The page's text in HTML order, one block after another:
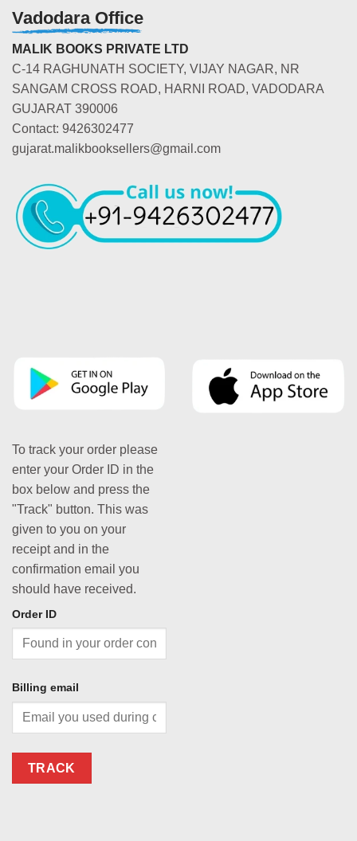
Vadodara Office
MALIK BOOKS PRIVATE LTD
C-14 RAGHUNATH SOCIETY, VIJAY NAGAR, NR
SANGAM CROSS ROAD, HARNI ROAD, VADODARA
GUJARAT 390006
Contact: 9426302477
gujarat.malikbooksellers@gmail.com
To track your order please
enter your Order ID in the
box below and press the
"Track" button. This was
given to you on your
receipt and in the
confirmation email you
should have received.
Order ID
Billing email
TRACK